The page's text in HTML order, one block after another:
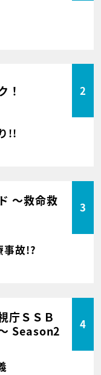
！ 2
!!
～救命救
3
事故!?
庁ＳＳＢ
Season2
4